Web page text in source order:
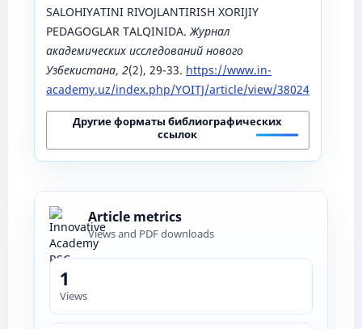
SALOHIYATINI RIVOJLANTIRISH XORIJIY
PEDAGOGLAR TALQINIDA.Журнал
академических исследований нового
Узбекистана, 2(2), 29-33. https://www.in-
academy.uz/index.php/YOITJ/article/view/38024
Другие форматы библиографических
ссылок
Article metrics
Views and PDF downloads
1
Views